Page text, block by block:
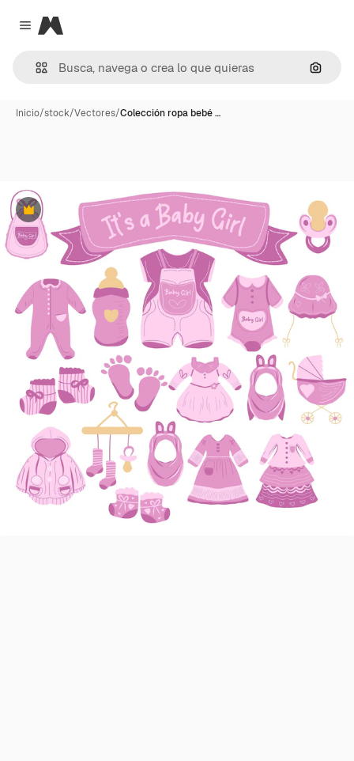
Close menu
Magnific
Inicio/stock/Vectores/Colección ropa bebé …
Premium